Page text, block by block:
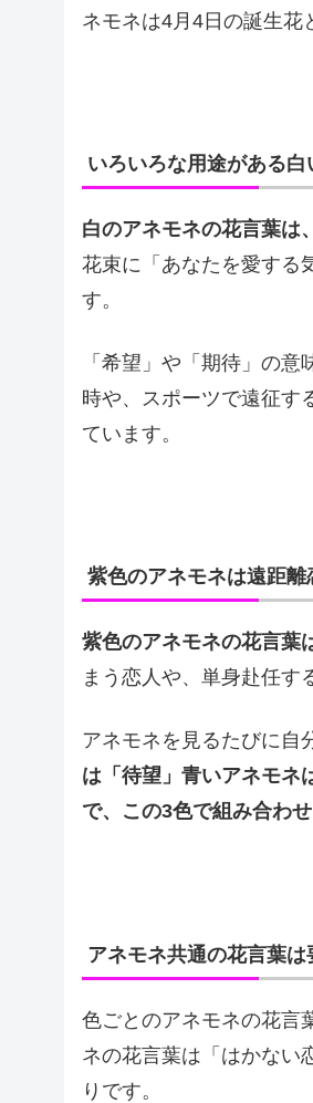
ネモネは4月4日の誕生花
いろいろな用途がある白
白のアネモネの花言葉は
花束に「あなたを愛する
す。
「希望」や「期待」の
時や、スポーツで遠征す
ています。
紫色のアネモネは遠距離
紫色のアネモネの花言葉
まう恋人や、単身赴任す
アネモネを見るたびに自
は「待望」青いアネモネ
で、この3色で組み合わ
アネモネ共通の花言葉は
色ごとのアネモネの花言
ネの花言葉は「はかない
りです。